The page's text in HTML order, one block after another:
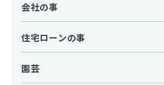
会社の事
住宅ローンの事
園芸